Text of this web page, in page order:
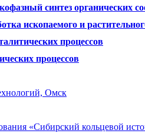
синтез органических
ископаемого и
процессов
процессов
Омск
«Сибирский кольцевой